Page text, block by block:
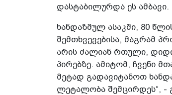
დასტაბილურდა ეს ამბავი.
ხანდაზმულ ასაკში, 80
შემთხვევებისა, მაგრამ
არის ძალიან რთული,
პირებზე. ამიტომ, ჩვენი
მეტად გადავიტანოთ
ლეტალობა შემცირდეს“, -